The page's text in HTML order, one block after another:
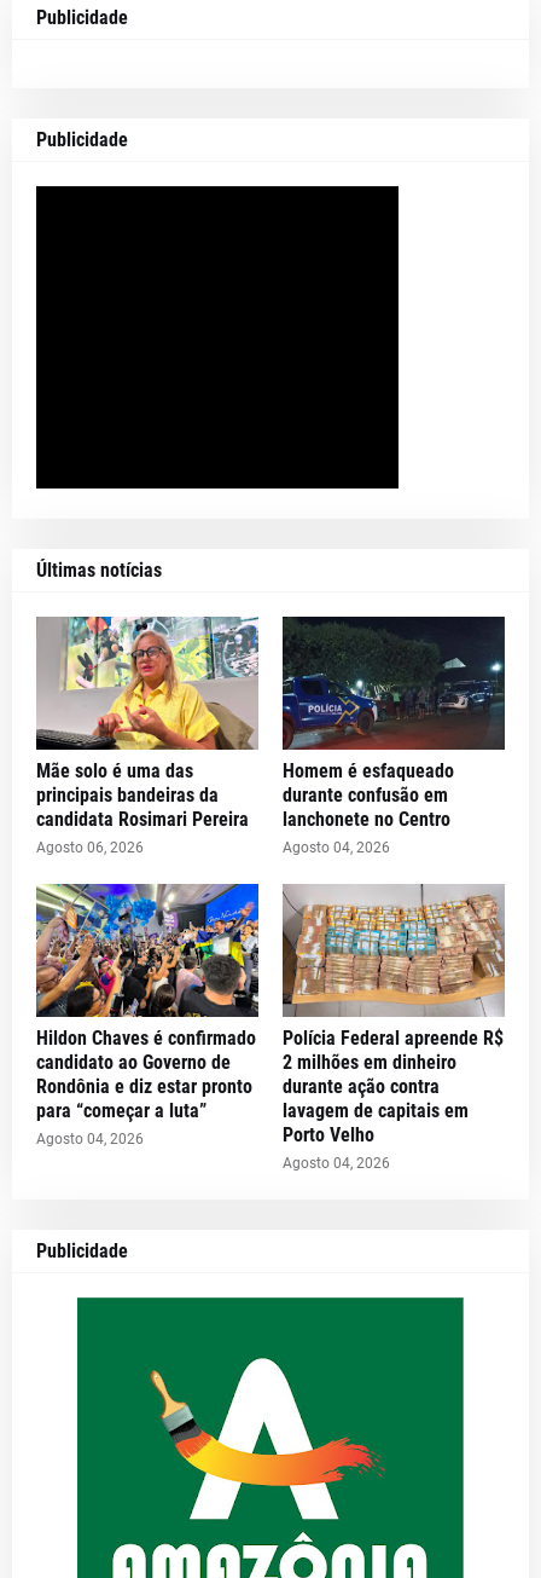
Publicidade
Publicidade
Últimas notícias
Mãe solo é uma das
principais bandeiras da
candidata Rosimari Pereira
Agosto 06, 2026
Homem é esfaqueado
durante confusão em
lanchonete no Centro
Agosto 04, 2026
Hildon Chaves é confirmado
candidato ao Governo de
Rondônia e diz estar pronto
para “começar a luta”
Agosto 04, 2026
Polícia Federal apreende R$
2 milhões em dinheiro
durante ação contra
lavagem de capitais em
Porto Velho
Agosto 04, 2026
Publicidade